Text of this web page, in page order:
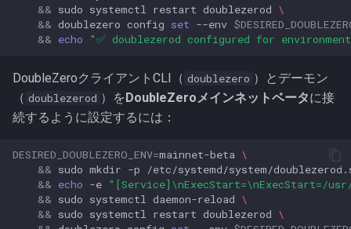
&& sudo systemctl restart doublezerod \
&& doublezero config set --env
&& echo "✅ doublezerod configured for
DoubleZeroクライアントCLI（ doublezero ）とデーモン
（ doublezerod ）をDoubleZeroメインネットベータに接
続するように設定するには：
DESIRED_DOUBLEZERO_ENV=mainnet-beta \
&& sudo mkdir -p
/etc/systemd/system/
&& echo -e "[Service]\nExecStart=\nExecStart=/
&& sudo systemctl daemon-reload \
&& sudo systemctl restart doublezerod \